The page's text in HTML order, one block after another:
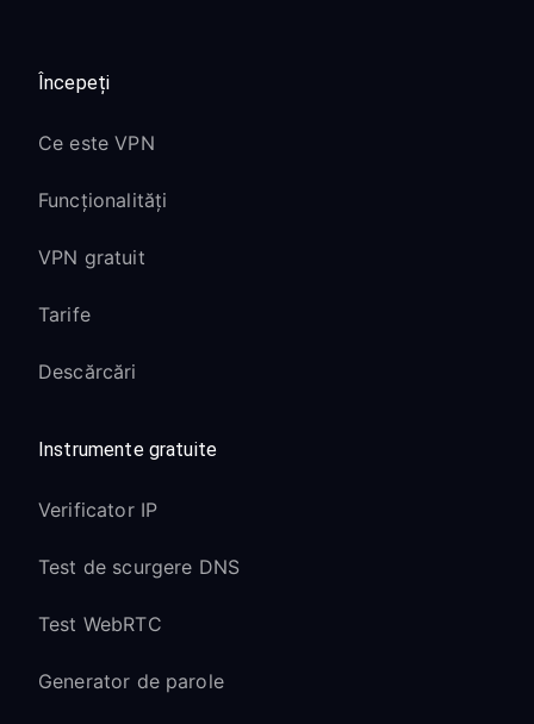
Începeți
Ce este VPN
Funcționalități
VPN gratuit
Tarife
Descărcări
Instrumente gratuite
Verificator IP
Test de scurgere DNS
Test WebRTC
Generator de parole